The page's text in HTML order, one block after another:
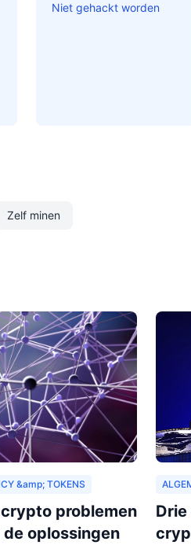
Niet gehackt worden
Zelf minen
&amp; TOKENS
problemen
de oplossingen